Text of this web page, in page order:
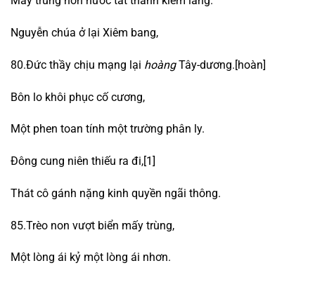
Nguyễn chúa ở lại Xiêm bang,
80.Đức thầy chịu mạng lại hoàngTây-dương.[hoàn]
Bôn lo khôi phục cố cương,
Một phen toan tính một trường phân ly.
Đông cung niên thiếu ra đi,[1]
Thát cô gánh nặng kinh quyền ngãi thông.
85.Trèo non vượt biển mấy trùng,
Một lòng ái kỷ một lòng ái nhơn.